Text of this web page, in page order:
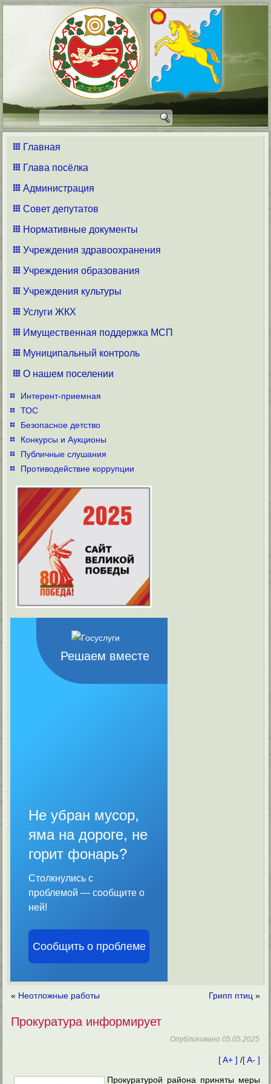
Главная
Глава посёлка
Администрация
Совет депутатов
Нормативные документы
Учреждения здравоохранения
Учреждения образования
Учреждения культуры
Услуги ЖКХ
Имущественная поддержка МСП
Муниципальный контроль
О нашем поселении
Интерент-приемная
ТОС
Безопасное детство
Конкурсы и Аукционы
Публичные слушания
Противодействие коррупции
Решаем вместе
Не убран мусор,
яма на дороге, не
горит фонарь?
Столкнулись с
проблемой — сообщите о
ней!
Сообщить о проблеме
« Неотложные работы Грипп птиц »
Прокуратура информирует
Опубликовано 05.05.2025
[ A+ ] /[ A- ]
Прокуратурой района приняты меры